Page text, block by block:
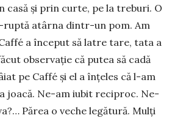
casă și prin curte, pe la treburi. O
ruptă atârna dintr-un pom. Am
a început să latre tare, tata a
observație că putea să cadă
pe Caffé și el a înțeles că l-am
joacă. Ne-am iubit reciproc. Ne-
Părea o veche legătură. Mulți